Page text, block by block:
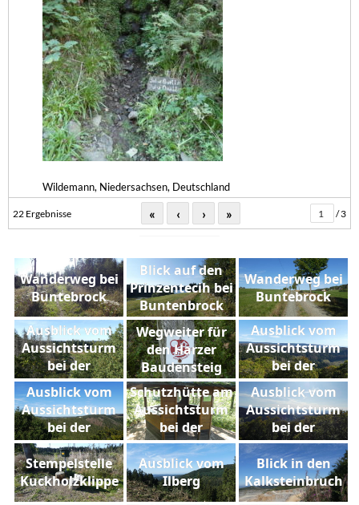
Wildemann, Niedersachsen, Deutschland
22 Ergebnisse « ‹ › » / 3
Wanderweg bei
Buntebrock
Blick auf den
Prinzentecih bei
Buntenbrock
Wanderweg bei
Buntebrock
Ausblick vom
Aussichtsturm
bei der
Kuckholzklippe
Wegweiter für
den Harzer
Baudensteig
Ausblick vom
Aussichtsturm
bei der
Kuckholzklippe
Ausblick vom
Aussichtsturm
bei der
Kuckholzklippe
Schutzhütte am
Aussichtsturm
bei der
Kuckholzklippe
Ausblick vom
Aussichtsturm
bei der
Kuckholzklippe
Stempelstelle
Kuckholzklippe
Ausblick vom
Ilberg
Blick in den
Kalksteinbruch